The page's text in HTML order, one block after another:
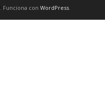
. Funciona con WordPress